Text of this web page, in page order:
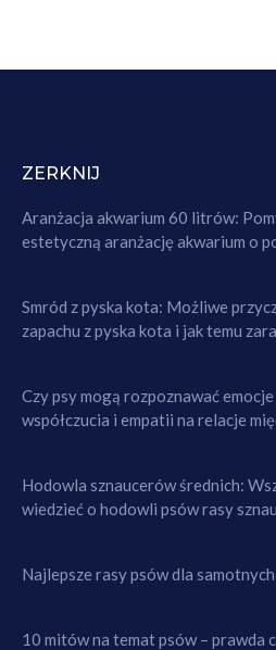
ZERKNIJ
Aranżacja akwarium 60 litrów:
estetyczną aranżację akwarium o
Smród z pyska kota: Możliwe
zapachu z pyska kota i jak temu
Czy psy mogą rozpoznawać
współczucia i empatii na relacje
Hodowla sznaucerów średnich:
wiedzieć o hodowli psów rasy
Najlepsze rasy psów dla
10 mitów na temat psów – prawda